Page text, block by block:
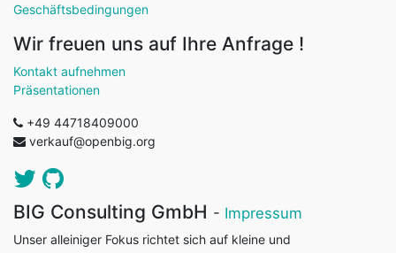
Geschäftsbedingungen
Wir freuen uns auf Ihre Anfrage !
Kontakt aufnehmen
Präsentationen
+49 44718409000
verkauf@openbig.org
BIG Consulting GmbH - Impressum
Unser alleiniger Fokus richtet sich auf kleine und